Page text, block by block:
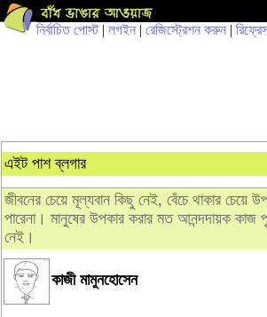
নির্বাচিত পোস্ট| লগইন | রেজিস্ট্রেশন করুন |
এইট পাশ ব্লগার
জীবনের চেয়ে মূল্যবান কিছু নেই, বেঁচে থাকার
পারেনা। মানুষের উপকার করার মত আনন্দদায়ক কাজ
নেই।
কাজী মামুনহোসেন